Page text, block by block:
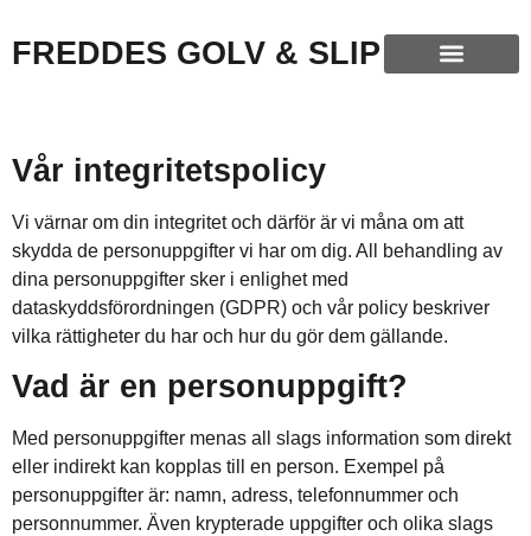
FREDDES GOLV & SLIP
Vår integritetspolicy
Vi värnar om din integritet och därför är vi måna om att
skydda de personuppgifter vi har om dig. All behandling av
dina personuppgifter sker i enlighet med
dataskyddsförordningen (GDPR) och vår policy beskriver
vilka rättigheter du har och hur du gör dem gällande.
Vad är en personuppgift?
Med personuppgifter menas all slags information som direkt
eller indirekt kan kopplas till en person. Exempel på
personuppgifter är: namn, adress, telefonnummer och
personnummer. Även krypterade uppgifter och olika slags